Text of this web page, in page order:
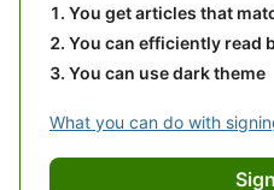
You get articles that
You can efficiently read
You can use dark theme
What you can do with